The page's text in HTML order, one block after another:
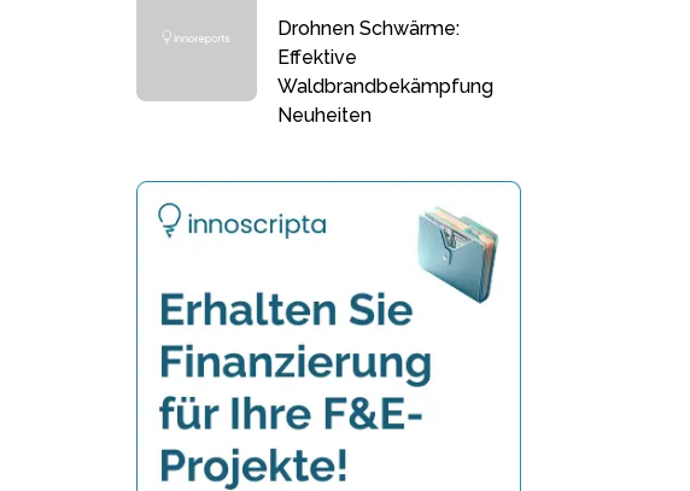
Drohnen Schwärme:
Effektive
Waldbrandbekämpfung
Neuheiten